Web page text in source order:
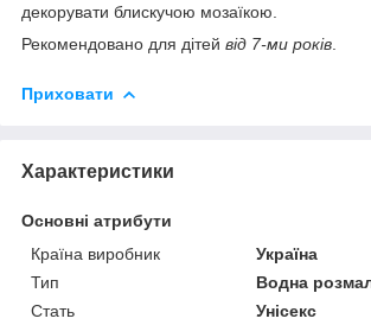
декорувати блискучою мозаїкою.
Рекомендовано для дітей від 7-ми років
Приховати
Характеристики
Основні атрибути
Країна виробник
Україна
Тип
Водна
Стать
Унісекс